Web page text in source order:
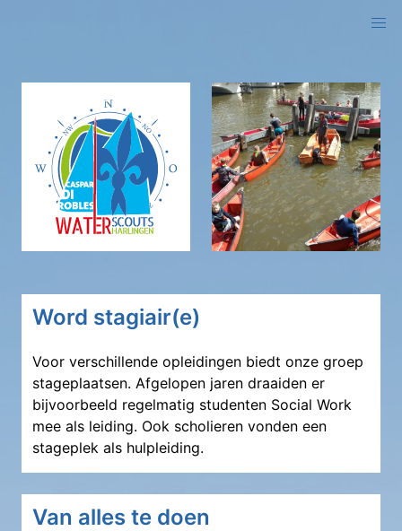
Word stagiair(e)
Voor verschillende opleidingen biedt onze groep
stageplaatsen. Afgelopen jaren draaiden er
bijvoorbeeld regelmatig studenten Social Work
mee als leiding. Ook scholieren vonden een
stageplek als hulpleiding.
Van alles te doen